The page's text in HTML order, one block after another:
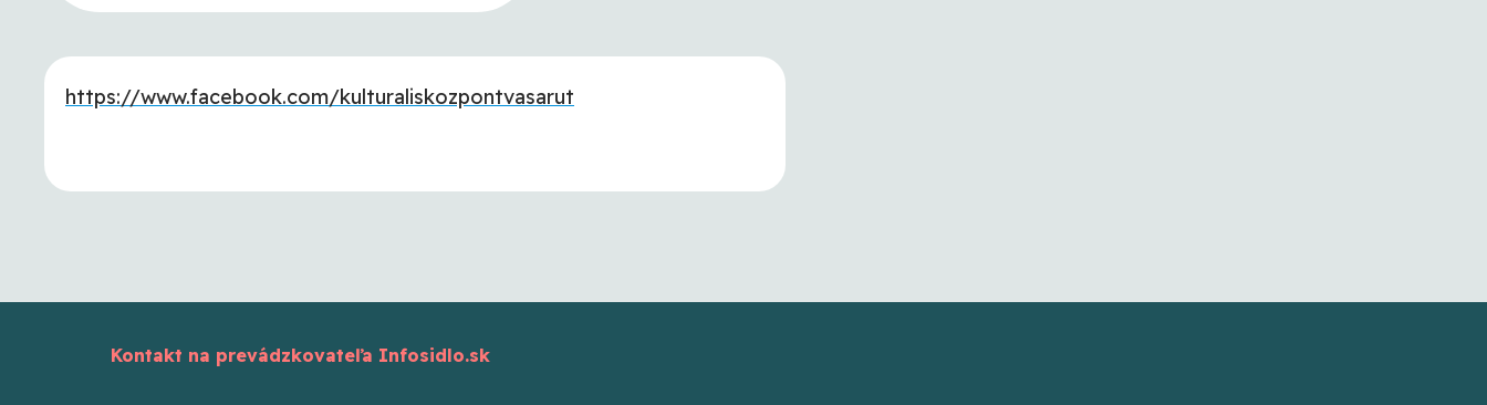
https://www.facebook.com/kulturaliskozpontvasarut
Kontakt na prevádzkovateľa Infosidlo.sk